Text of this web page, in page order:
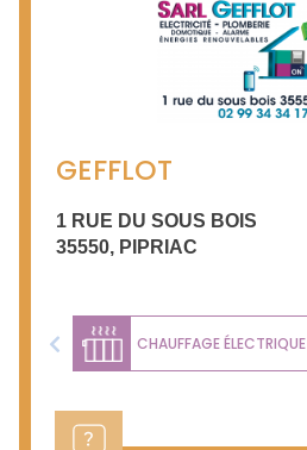
GEFFLOT
1 RUE DU SOUS BOIS
35550, PIPRIAC
CHAUFFAGE ÉLECTRIQUE
Previous